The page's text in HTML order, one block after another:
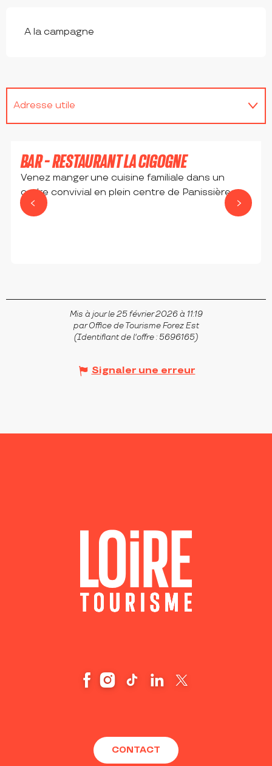
A la campagne
Adresse utile
14,9€
BAR - RESTAURANT LA CIGOGNE
Venez manger une cuisine familiale dans un
cadre convivial en plein centre de Panissières.
PANISSIÈRES
Mis à jour le 25 février 2026 à 11:19
par Office de Tourisme Forez Est
(Identifiant de l'offre : 5696165)
Signaler une erreur
CONTACT